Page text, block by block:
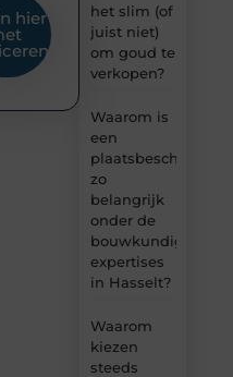
het slim (of
juist niet)
om goud te
verkopen?
Waarom is
een
plaatsbeschrijving
zo
belangrijk
onder de
bouwkundige
expertises
in Hasselt?
Waarom
kiezen
steeds
hier